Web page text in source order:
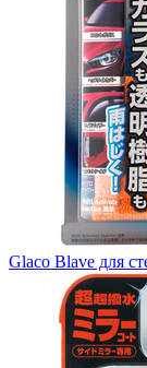
Glaco Blave для